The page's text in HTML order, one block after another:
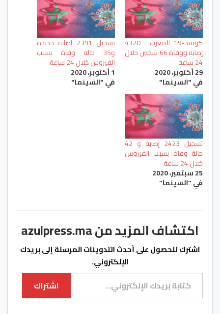
كوفيد-19 المغرب : 4320
إصابة ووفاة 66 شخص خلال
24 ساعة
29 أكتوبر، 2020
في "السينما"
تسجيل 2391 إصابة جديدة
و35 حالة وفاة بسبب
الفيروس خلال 24 ساعة
1 أكتوبر، 2020
في "السينما"
تسجيل 2423 إصابة و 42
حالة وفاة بسبب الفيروس
خلال 24 ساعة
25 سبتمبر، 2020
في "السينما"
اكتشاف المزيد من azulpress.ma
اشترك للحصول على أحدث التدوينات المرسلة إلى بريدك
الإلكتروني.
كتابة بريدك الإلكتروني...
اشتراك